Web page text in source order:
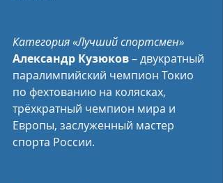
Категория «Лучший спортсмен»
Александр Кузюков – двукратный
паралимпийский чемпион Токио
по фехтованию на колясках,
трёхкратный чемпион мира и
Европы, заслуженный мастер
спорта России.